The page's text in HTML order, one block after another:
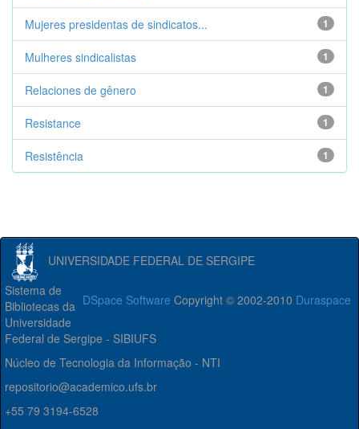
1
Mujeres presidentas de sindicatos...
1
Mulheres sindicalistas
1
Relaciones de gênero
1
Resistance
1
Resistência
UNIVERSIDADE FEDERAL DE SERGIPE
DSpace Software Copyright © 2002-2010 Duraspace
Sistema de
Bibliotecas da
Universidade
Federal de Sergipe - SIBIUFS
Núcleo de Tecnologia da Informação - NTI
repositorio@academico.ufs.br
+55 79 3194-6528